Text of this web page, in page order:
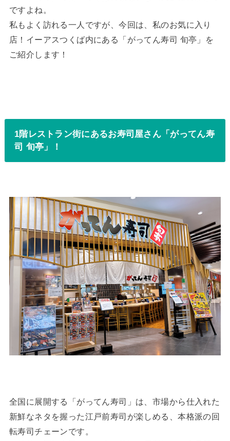
ですよね。
私もよく訪れる一人ですが、今回は、私のお気に入り
店！イーアスつくば内にある「がってん寿司 旬亭」を
ご紹介します！
1階レストラン街にあるお寿司屋さん「がってん寿
司 旬亭」！
全国に展開する「がってん寿司」は、市場から仕入れた
新鮮なネタを握った江戸前寿司が楽しめる、本格派の回
転寿司チェーンです。